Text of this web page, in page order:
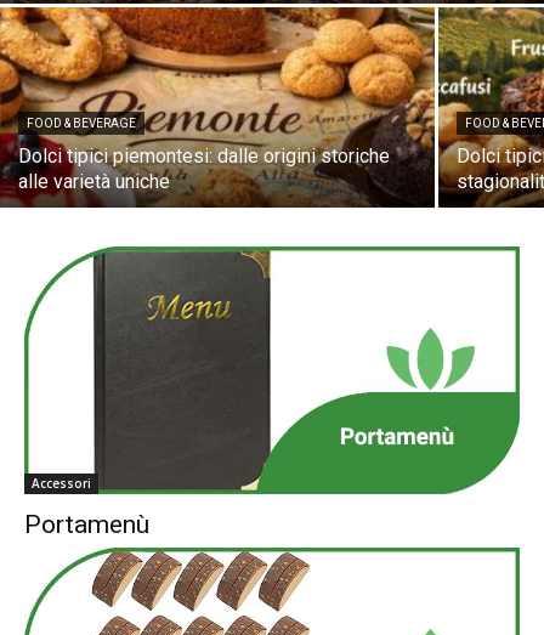
FOOD & BEVERAGE
Dolci tipici piemontesi: dalle origini storiche
alle varietà uniche
FOOD &
Dolci
Accessori
Portamenù